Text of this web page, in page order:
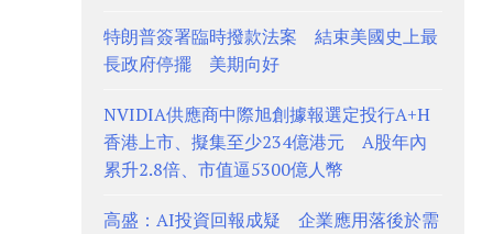
特朗普簽署臨時撥款法案 結束美國史上最
長政府停擺 美期向好
NVIDIA供應商中際旭創據報選定投行A+H
香港上市、擬集至少234億港元 A股年內
累升2.8倍、市值逼5300億人幣
高盛：AI投資回報成疑 企業應用落後於需